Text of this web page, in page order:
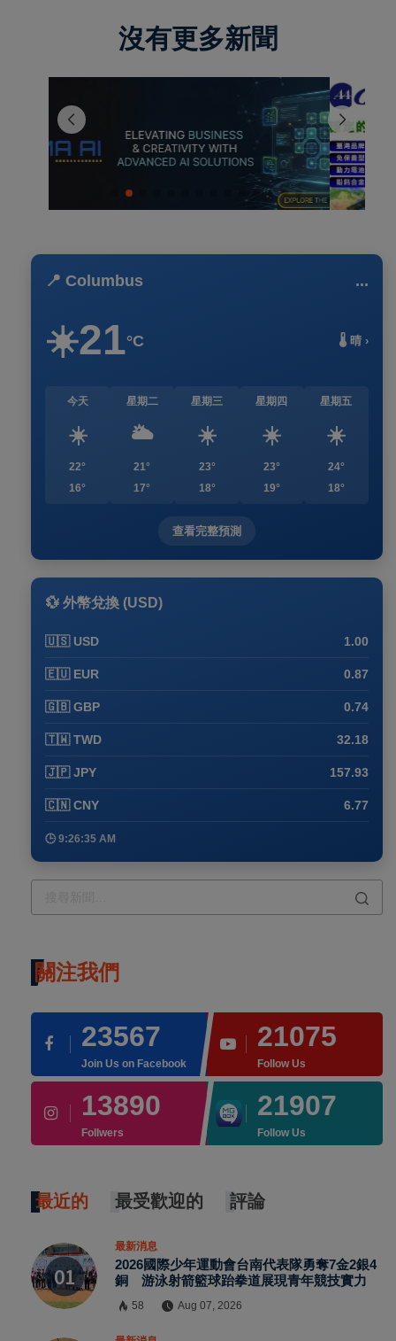
沒有更多新聞
📍 Columbus ...
☀️21°C 🌡️ 晴 ›
今天
☀️
22°
16°
星期二
🌥️
21°
17°
星期三
☀️
23°
18°
星期四
☀️
23°
19°
星期五
☀️
24°
18°
查看完整預測
💱 外幣兌換 (USD)
🇺🇸 USD 1.00
🇪🇺 EUR 0.87
🇬🇧 GBP 0.74
🇹🇼 TWD 32.18
🇯🇵 JPY 157.93
🇨🇳 CNY 6.77
🕒 9:26:35 AM
關注我們
23567
Join Us on Facebook
21075
Follow Us
13890
Follwers
21907
Follow Us
最近的 最受歡迎的 評論
最新消息
2026國際少年運動會台南代表隊勇奪7金2銀4
銅 游泳射箭籃球跆拳道展現青年競技實力
58 Aug 07, 2026